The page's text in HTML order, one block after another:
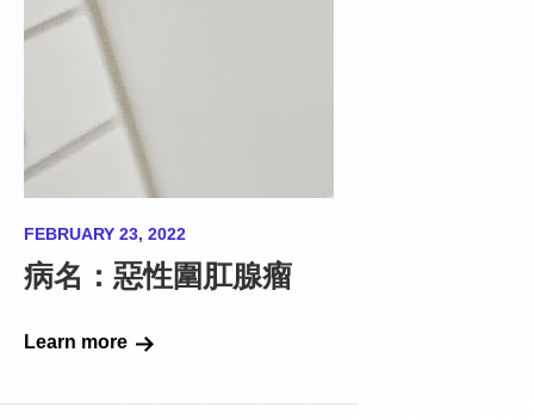
FEBRUARY 23, 2022
病名：惡性圍肛腺瘤
Learn more